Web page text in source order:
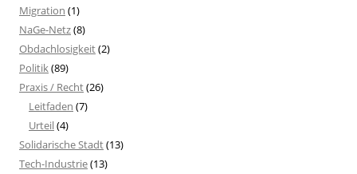
Migration (1)
NaGe-Netz(8)
Obdachlosigkeit(2)
Politik(89)
Praxis / Recht(26)
Leitfaden (7)
Urteil(4)
Solidarische Stadt(13)
Tech-Industrie(13)